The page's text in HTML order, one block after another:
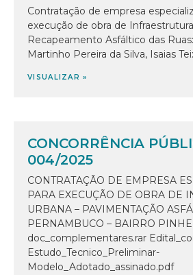
Contratação de empresa
execução de obra de
Recapeamento Asfáltico das
Martinho Pereira da Silva, Isaias
VISUALIZAR »
CONCORRÊNCIA
004/2025
CONTRATAÇÃO DE EMPRESA
PARA EXECUÇÃO DE OBRA DE
URBANA – PAVIMENTAÇÃO
PERNAMBUCO – BAIRRO
doc_complementares.rar
Estudo_Tecnico_Preliminar-
Modelo_Adotado_assinado.pdf